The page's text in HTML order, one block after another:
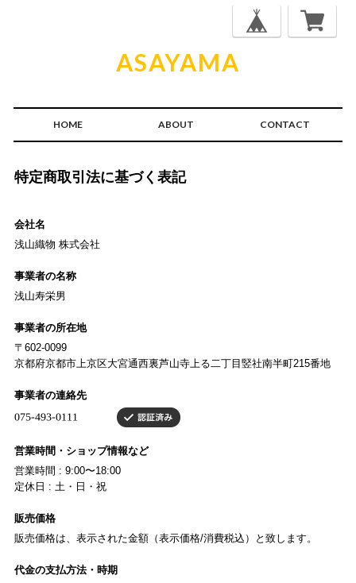
ASAYAMA
HOME ABOUT CONTACT
特定商取引法に基づく表記
会社名
浅山織物 株式会社
事業者の名称
浅山寿栄男
事業者の所在地
〒602-0099
京都府京都市上京区大宮通西裏芦山寺上る二丁目竪社南半町215番地
事業者の連絡先
営業時間・ショップ情報など
営業時間 : 9:00〜18:00
定休日 : 土・日・祝
販売価格
販売価格は、表示された金額（表示価格/消費税込）と致します。
代金の支払方法・時期